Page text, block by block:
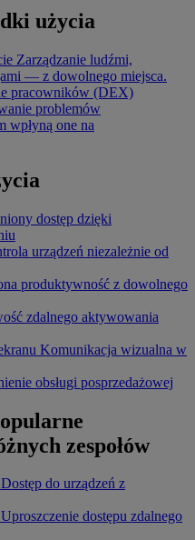
użycia
Zarządzanie ludźmi,
— z dowolnego miejsca.
pracowników (DEX)
problemów
wpłyną one na
dostęp dzięki
urządzeń niezależnie od
produktywność z dowolnego
zdalnego aktywowania
Komunikacja wizualna w
obsługi posprzedażowej
zespołów
Dostęp do urządzeń z
Uproszczenie dostępu zdalnego